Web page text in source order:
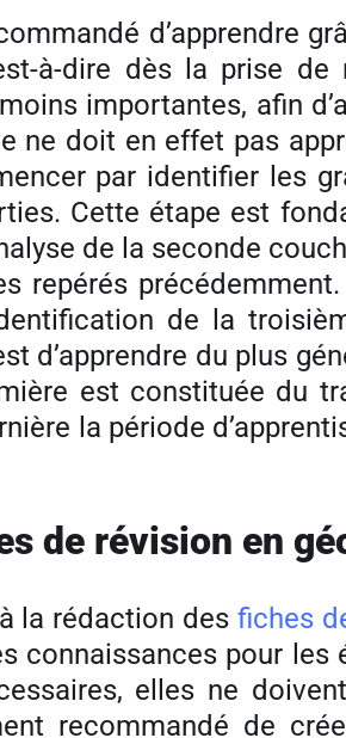
d’apprendre
à-dire dès la prise
importantes, afin
ne doit en effet pas
par identifier les
Cette étape est
de la seconde
de la
d’apprendre du plus
est constituée du
la période
de révision en
la rédaction des fiches
connaissances pour
elles ne
recommandé de